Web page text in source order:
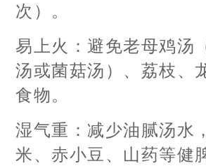
次）。
易上火：避免老母鸡汤
汤或菌菇汤）、荔枝、
食物。
湿气重：减少油腻汤水
米、赤小豆、山药等健